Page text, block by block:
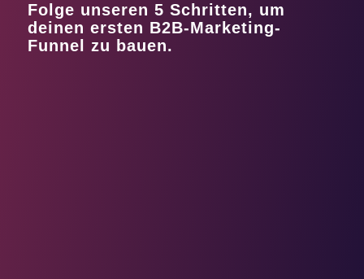
Folge unseren 5 Schritten, um
deinen ersten B2B-Marketing-
Funnel zu bauen.